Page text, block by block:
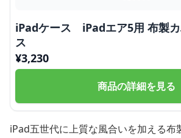
iPadケース iPadエア5用 布製
ス
¥3,230
商品の詳細を見る
iPad五世代に上質な風合いを加える布